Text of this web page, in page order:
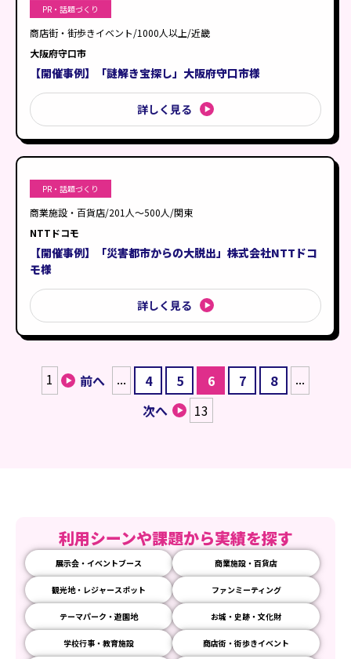
PR・話題づくり
商店街・街歩きイベント/1000人以上/近畿
大阪府守口市
【開催事例】「謎解き宝探し」大阪府守口市様
詳しく見る
PR・話題づくり
商業施設・百貨店/201人〜500人/関東
NTTドコモ
【開催事例】「災害都市からの大脱出」株式会社NTTドコ
モ様
詳しく見る
1 前へ ... 4 5 6 7 8
...
次へ
13
利用シーンや課題から実績を探す
展示会・イベントブース 商業施設・百貨店
観光地・レジャースポット ファンミーティング
テーマパーク・遊園地 お城・史跡・文化財
学校行事・教育施設 商店街・街歩きイベント